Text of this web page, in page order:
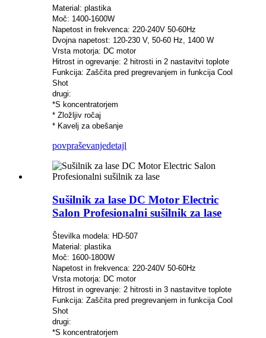
Material: plastika
Moč: 1400-1600W
Napetost in frekvenca: 220-240V 50-60Hz
Dvojna napetost: 120-230 V, 50-60 Hz, 1400 W
Vrsta motorja: DC motor
Hitrost in ogrevanje: 2 hitrosti in 2 nastavitvi toplote
Funkcija: Zaščita pred pregrevanjem in funkcija Cool
Shot
drugi:
*S koncentratorjem
* Zložljiv ročaj
* Kavelj za obešanje
povpraševanjedetajl
Sušilnik za lase DC Motor Electric
Salon Profesionalni sušilnik za lase
Številka modela: HD-507
Material: plastika
Moč: 1600-1800W
Napetost in frekvenca: 220-240V 50-60Hz
Vrsta motorja: DC motor
Hitrost in ogrevanje: 2 hitrosti in 3 nastavitve toplote
Funkcija: Zaščita pred pregrevanjem in funkcija Cool
Shot
drugi:
*S koncentratorjem